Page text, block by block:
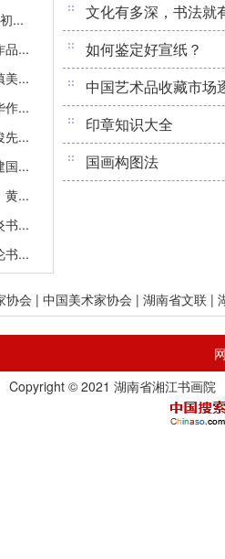
...
品...
美...
作...
先...
国...
黄...
书...
书...
文化有多深，书法就
如何鉴定好宣纸？
中国艺术品收藏市场
印章知识大全
国画构图法
协会 | 中国美术家协会 | 湖南省文联 |
Copyright © 2021 湖南省湘江书画